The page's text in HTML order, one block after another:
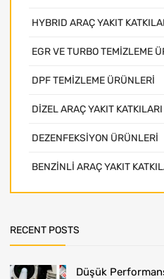
HYBRID ARAÇ YAKIT
EGR VE TURBO TEMİZLEME
DPF TEMİZLEME ÜRÜNLERİ
DİZEL ARAÇ YAKIT KATKILARI
DEZENFEKSİYON ÜRÜNLERİ
BENZİNLİ ARAÇ YAKIT
RECENT POSTS
Düşük